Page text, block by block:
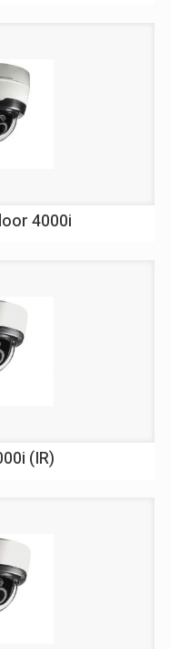
4000i
(IR)